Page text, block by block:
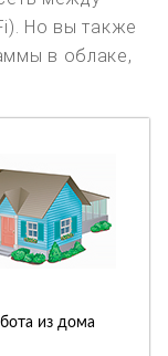
Но вы также
в облаке,
из дома